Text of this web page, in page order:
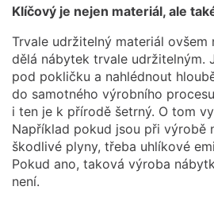
Klíčový je nejen materiál, ale
Trvale udržitelný materiál ovšem
dělá nábytek trvale udržitelným.
pod pokličku a nahlédnout
do samotného výrobního
i ten je k přírodě šetrný. O tom
Například pokud jsou při výrobě
škodlivé plyny, třeba uhlíkové
Pokud ano, taková výroba
není.